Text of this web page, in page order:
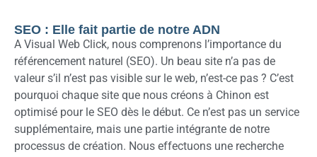
SEO : Elle fait partie de notre ADN
A Visual Web Click, nous comprenons l’importance du
référencement naturel (SEO). Un beau site n’a pas de
valeur s’il n’est pas visible sur le web, n’est-ce pas ? C’est
pourquoi chaque site que nous créons à Chinon est
optimisé pour le SEO dès le début. Ce n’est pas un service
supplémentaire, mais une partie intégrante de notre
processus de création. Nous effectuons une recherche